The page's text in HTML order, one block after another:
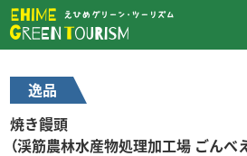
MOVIE
CONTACT
焼き饅頭 （渓筋農林水産物処理加工場 ごんべえグ
逸品
焼き饅頭
（渓筋農林水産物処理加工場 ごんべ